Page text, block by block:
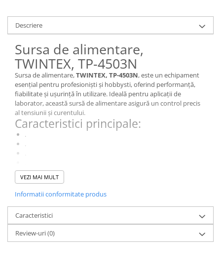
Descriere
Sursa de alimentare,
TWINTEX, TP-4503N
Sursa de alimentare,TWINTEX, TP-4503N, este un echipament
esențial pentru profesioniști și hobbysti, oferind performanță,
fiabilitate și ușurință în utilizare. Ideală pentru aplicații de
laborator, această sursă de alimentare asigură un control precis
al tensiunii și curentului.
Caracteristici principale:
.
.
.
.
De ce să alegi acest model?
avansate și ușurință în utilizare
perfectă pentru profesioniști și pasionați de electronică.
Specificații Tehnice
VEZI MAI MULT
Informatii conformitate produs
Caracteristici
Review-uri(0)